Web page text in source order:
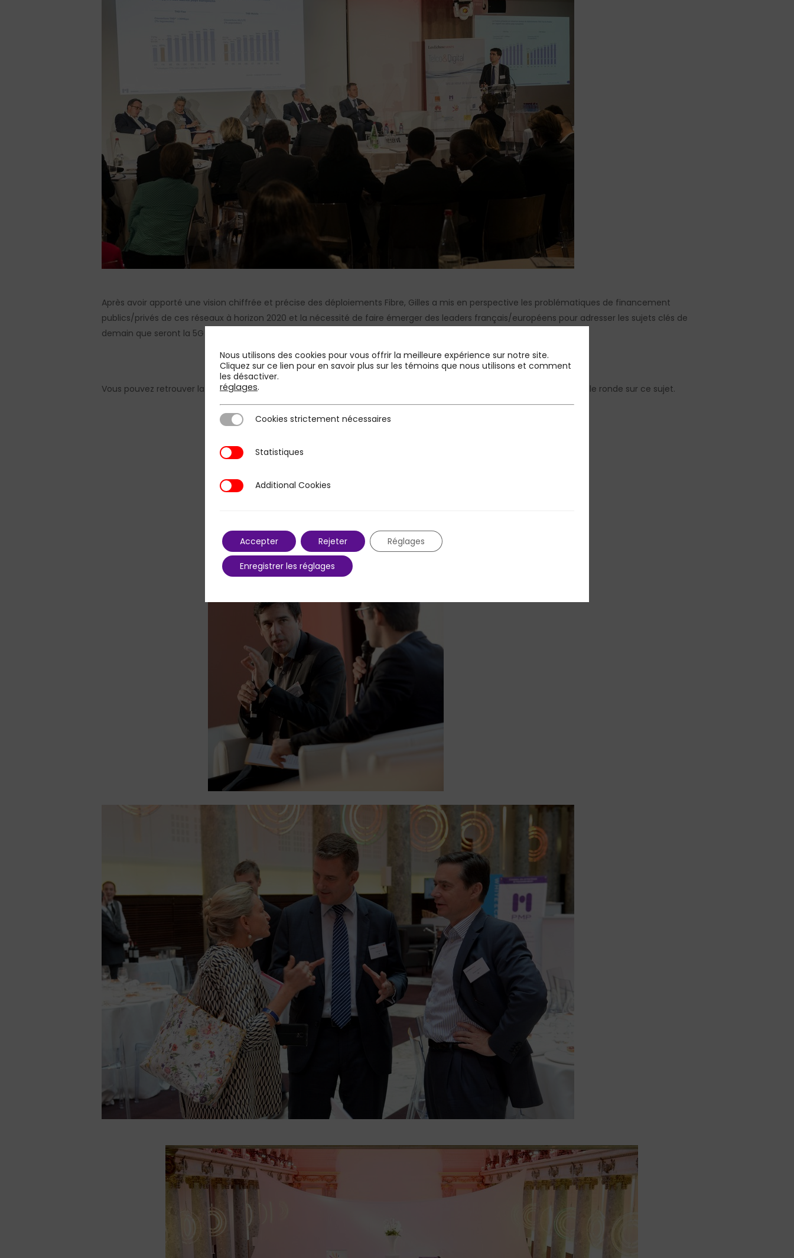
Après avoir apporté une vision chiffrée et précise des déploiements Fibre, Gilles a mis en perspective les problématiques de financement
publics/privés de ces réseaux à horizon 2020 et la nécessité de faire émerger des leaders français/européens pour adresser les sujets clés de
demain que seront la 5G et le partage de la valeur entre Telcos et acteurs OTT.
Vous pouvez retrouver la présentation « grand angle » de Gilles des intervenants de la table ronde sur ce sujet.
Nous utilisons des cookies pour vous offrir la meilleure expérience sur notre site.
Cliquez sur ce lien pour en savoir plus sur les témoins que nous utilisons et comment
les désactiver.
réglages.
Cookies strictement nécessaires
Cookies strictement nécessaires
StatistiquesStatistiques
Additional Cookies
Additional Cookies
Accepter Rejeter Réglages
Enregistrer les réglages